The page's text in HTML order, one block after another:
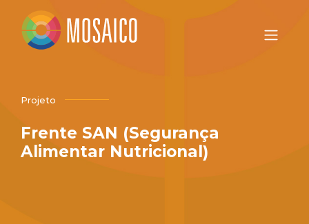
Projeto
Frente SAN (Segurança
Alimentar Nutricional)